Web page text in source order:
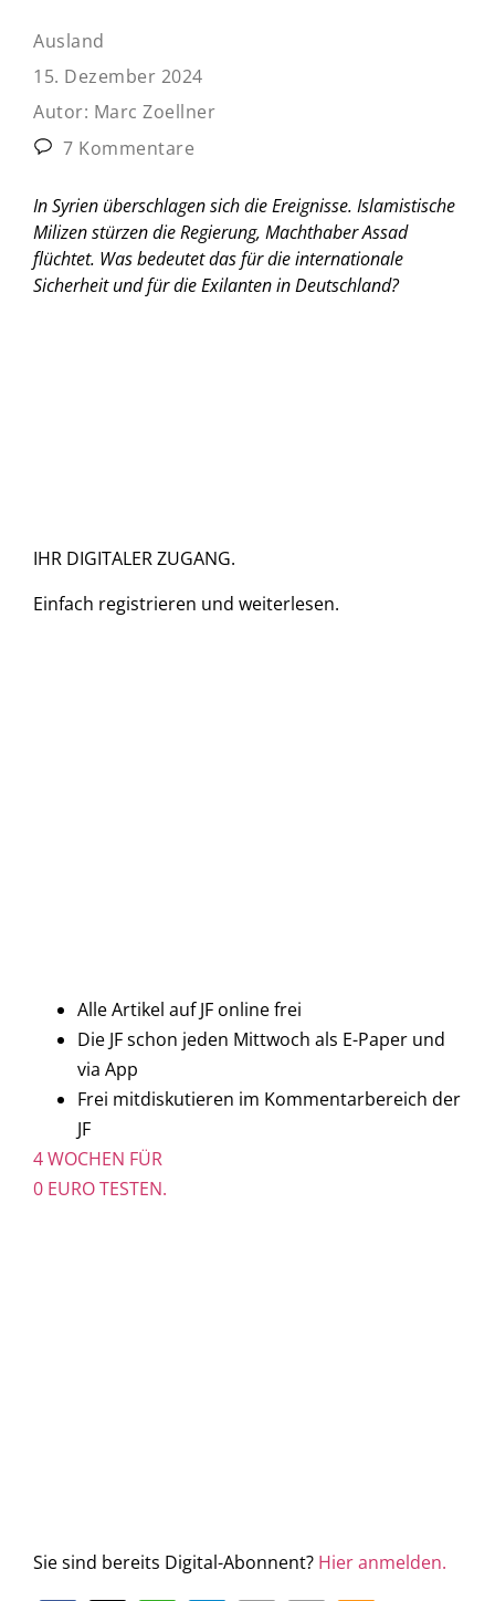
Ausland
15. Dezember 2024
Autor: Marc Zoellner
7 Kommentare
In Syrien überschlagen sich die Ereignisse. Islamistische
Milizen stürzen die Regierung, Machthaber Assad
flüchtet. Was bedeutet das für die internationale
Sicherheit und für die Exilanten in Deutschland?
IHR DIGITALER ZUGANG.
Einfach registrieren und weiterlesen.
Alle Artikel auf JF online frei
Die JF schon jeden Mittwoch als E-Paper und
via App
Frei mitdiskutieren im Kommentarbereich der
JF
4 WOCHEN FÜR
0 EURO TESTEN.
Sie sind bereits Digital-Abonnent? Hier anmelden.